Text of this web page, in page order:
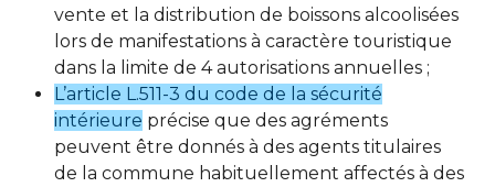
vente et la distribution de boissons alcoolisées
lors de manifestations à caractère touristique
dans la limite de 4 autorisations annuelles ;
L’article L.511-3 du code de la sécurité
intérieure précise que des agréments
peuvent être donnés à des agents titulaires
de la commune habituellement affectés à des